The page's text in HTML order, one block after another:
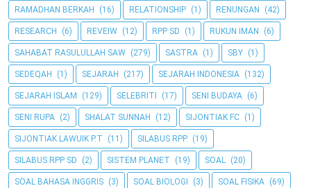
RAMADHAN BERKAH (16) RELATIONSHIP (1) RENUNGAN (42)
RESEARCH (6) REVEIW (12) RPP SD (1) RUKUN IMAN (6)
SAHABAT RASULULLAH SAW (279) SASTRA (1) SBY (1)
SEDEQAH (1) SEJARAH (217) SEJARAH INDONESIA (132)
SEJARAH ISLAM (129) SELEBRITI (17) SENI BUDAYA (6)
SENI RUPA (2) SHALAT SUNNAH (12) SIJONTIAK FC (1)
SIJONTIAK LAWUIK P.T (11) SILABUS RPP (19)
SILABUS RPP SD (2) SISTEM PLANET (19) SOAL (20)
SOAL BAHASA INGGRIS (3) SOAL BIOLOGI (3) SOAL FISIKA (69)